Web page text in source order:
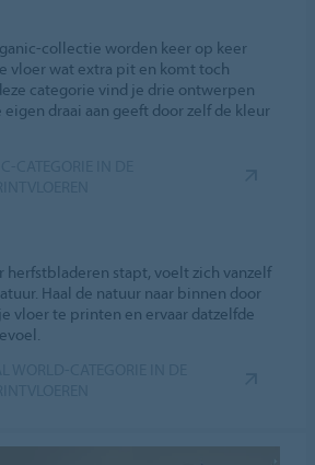
collectie worden keer op keer
vloer wat extra pit en komt toch
categorie vind je drie ontwerpen
draai aan geeft door zelf de kleur
herfstbladeren stapt, voelt zich vanzelf
Haal de natuur naar binnen door
vloer te printen en ervaar datzelfde